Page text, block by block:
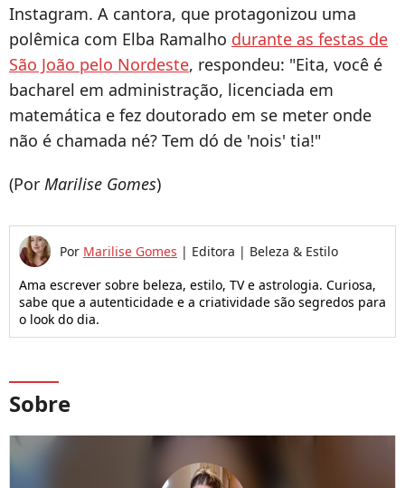
Instagram. A cantora, que protagonizou uma
polêmica com Elba Ramalho durante as festas de
São João pelo Nordeste, respondeu: "Eita, você é
bacharel em administração, licenciada em
matemática e fez doutorado em se meter onde
não é chamada né? Tem dó de 'nois' tia!"
(Por Marilise Gomes)
Por Marilise Gomes | Editora | Beleza & Estilo
Ama escrever sobre beleza, estilo, TV e astrologia. Curiosa,
sabe que a autenticidade e a criatividade são segredos para
o look do dia.
Sobre